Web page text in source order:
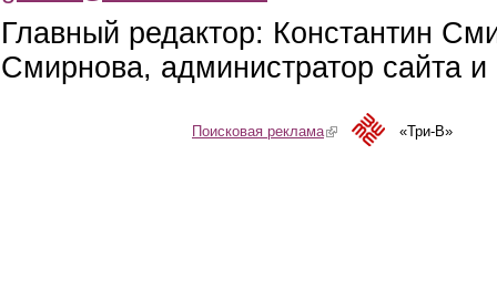
Главный редактор: Константин
Смирнова, администратор сайта
Поисковая реклама(link is external)«Три-В»